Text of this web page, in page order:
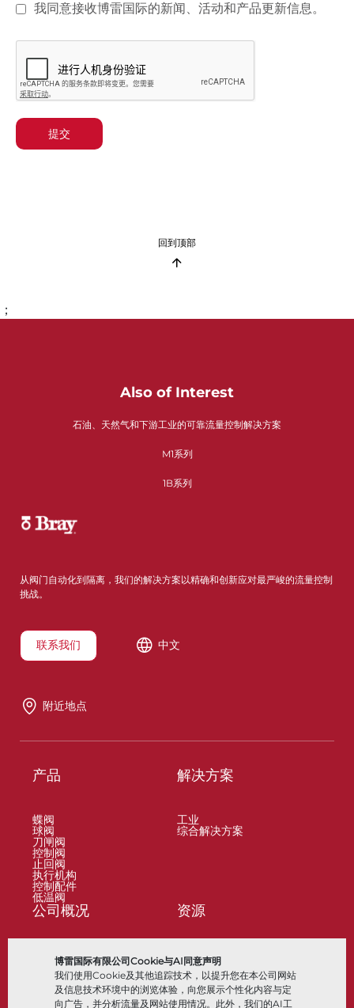
博雷国际有限公司Cookie与AI同意声明
我们使用Cookie及其他追踪技术，以提升您在本公司网站
及信息技术环境中的浏览体验，向您展示个性化内容与定
向广告，并分析流量及网站使用情况。此外，我们的AI工
我同意接收博雷国际的新闻、活动和产品更新信息。
提交
回到顶部
；
Also of Interest
石油、天然气和下游工业的可靠流量控制解决方案
M1系列
1B系列
从阀门自动化到隔离，我们的解决方案以精确和创新应对最严峻的流量控制
挑战。
联系我们 中文
附近地点
产品
蝶阀
球阀
刀闸阀
控制阀
止回阀
执行机构
控制配件
低温阀
解决方案
工业
综合解决方案
公司概况
合作伙伴
可持续性
客户门户
资源
文档
知识中心
软件
材料选择